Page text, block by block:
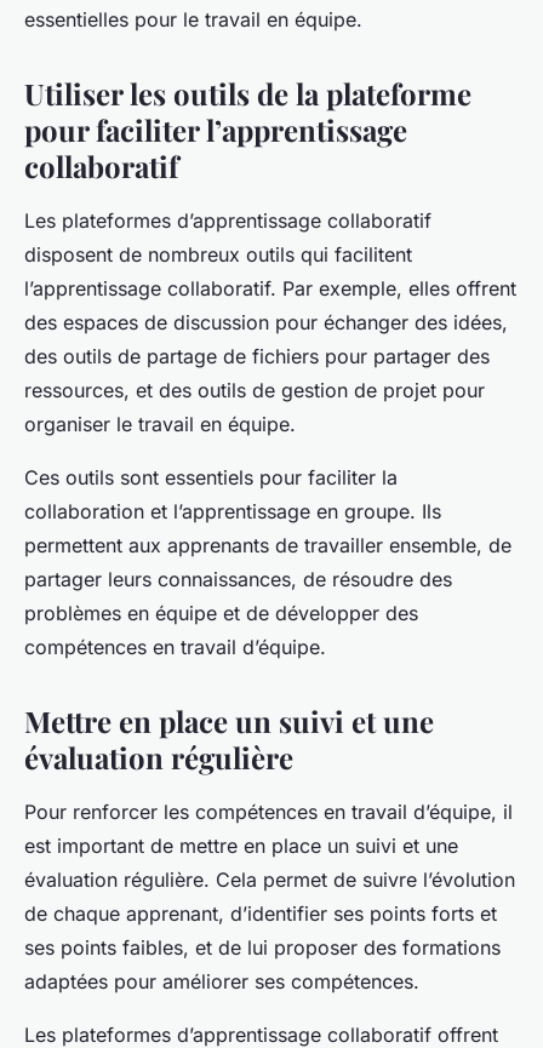
essentielles pour le travail en équipe.
Utiliser les outils de la plateforme
pour faciliter l’apprentissage
collaboratif
Les plateformes d’apprentissage collaboratif
disposent de nombreux outils qui facilitent
l’apprentissage collaboratif. Par exemple, elles offrent
des espaces de discussion pour échanger des idées,
des outils de partage de fichiers pour partager des
ressources, et des outils de gestion de projet pour
organiser le travail en équipe.
Ces outils sont essentiels pour faciliter la
collaboration et l’apprentissage en groupe. Ils
permettent aux apprenants de travailler ensemble, de
partager leurs connaissances, de résoudre des
problèmes en équipe et de développer des
compétences en travail d’équipe.
Mettre en place un suivi et une
évaluation régulière
Pour renforcer les compétences en travail d’équipe, il
est important de mettre en place un suivi et une
évaluation régulière. Cela permet de suivre l’évolution
de chaque apprenant, d’identifier ses points forts et
ses points faibles, et de lui proposer des formations
adaptées pour améliorer ses compétences.
Les plateformes d’apprentissage collaboratif offrent